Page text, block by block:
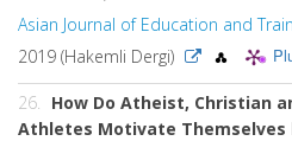
Asian Journal of Education and
2019 (Hakemli Dergi)
26.
How Do Atheist, Christian
Athletes Motivate Themselves